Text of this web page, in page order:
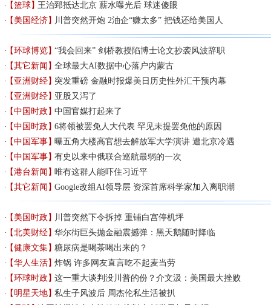
【篮球】王治郅抵达北京 薪水曝光后 球迷傻眼
【美国经济】川普突然开炮 2油企“赚太多” 把钱还给美国人
【环球博览】“我会回来” 剑桥教授陷博士论文抄袭风波辞职
【其它新闻】全球最大AI数据中心落户内蒙古
【亚洲财经】突发重磅 金融时报爆美日历史性外汇干预内幕
【亚洲财经】亚股又泻了
【中国时政】中国官媒打起来了
【中国时政】6将领被罢免人大代表 罕见未提罢免他的原因
【中国军事】曝五角大楼高官想去解放军大学演讲 遭北京冷遇
【中国军事】有史以来中俄联合巡航最弱的一次
【港台新闻】唯有这群人能吓住习近平
【其它新闻】Google改组AI领导层 资深首席科学家加入离职潮
【美国时政】川普突然下令拆掉 重铺白宫停机坪
【北美财经】华尔街巨头抛金融震撼弹：黑天鹅随时降临
【健康文集】糖尿病是喝茶喝出来的？
【华人生活】炸锅 许多网友直言吃不起麦当劳
【环球时政】这一重大谈判没川普的份？介文汲：美国最大挫败
【明星天地】私生子风波后 周杰伦私生活被扒